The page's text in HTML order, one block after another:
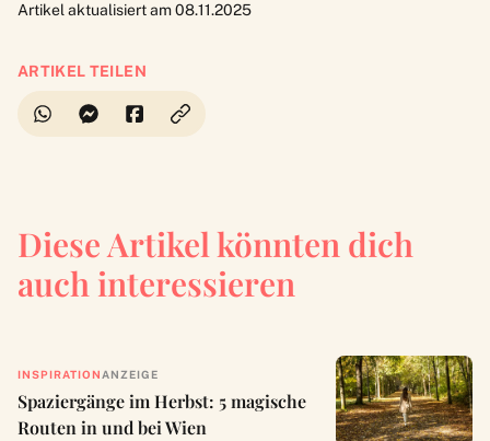
Artikel aktualisiert am 08.11.2025
ARTIKEL TEILEN
Diese Artikel könnten dich
auch interessieren
INSPIRATIONANZEIGE
Spaziergänge im Herbst: 5 magische
Routen in und bei Wien